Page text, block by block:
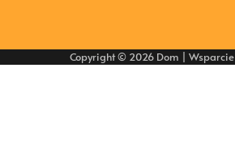
Copyright © 2026 Dom | Wsparcie